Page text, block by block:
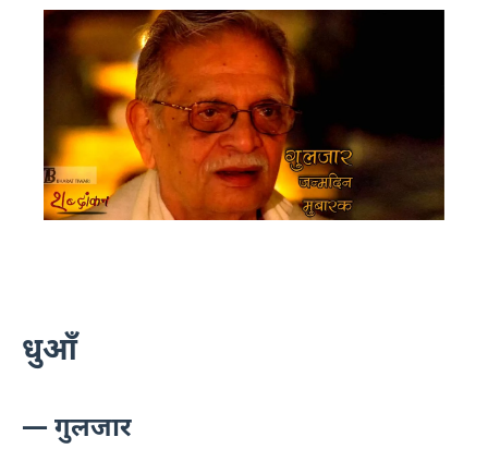
धुआँ
— गुलजार